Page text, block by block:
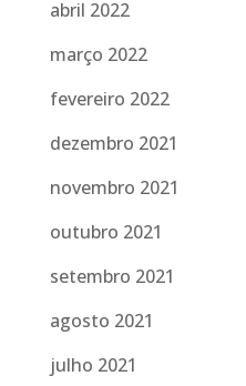
abril 2022
março 2022
fevereiro 2022
dezembro 2021
novembro 2021
outubro 2021
setembro 2021
agosto 2021
julho 2021